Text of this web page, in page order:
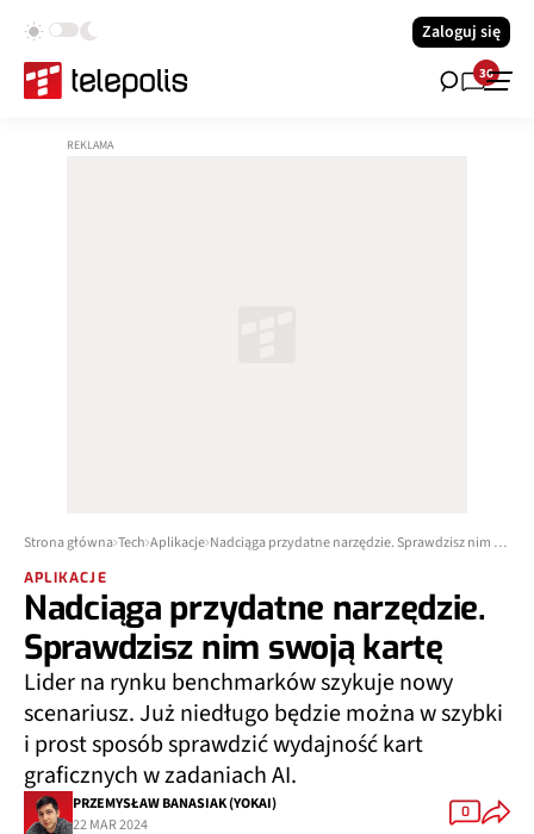
Zaloguj się
36
Strona główna Tech Aplikacje Nadciąga przydatne narzędzie. Sprawdzisz nim swoją kartę
APLIKACJE
Nadciąga przydatne narzędzie.
Sprawdzisz nim swoją kartę
Lider na rynku benchmarków szykuje nowy
scenariusz. Już niedługo będzie można w szybki
i prost sposób sprawdzić wydajność kart
graficznych w zadaniach AI.
PRZEMYSŁAW BANASIAK (YOKAI)
22 MAR 2024
0